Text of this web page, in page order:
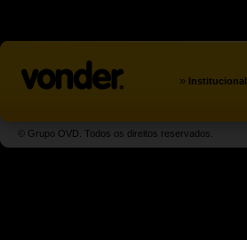
» Institucional
© Grupo OVD. Todos os direitos reservados.